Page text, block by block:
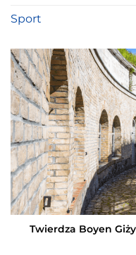
Sport
Twierdza Boyen